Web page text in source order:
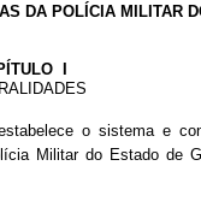
DA POLÍCIA MILITAR
I
o sistema e
Militar do Estado de